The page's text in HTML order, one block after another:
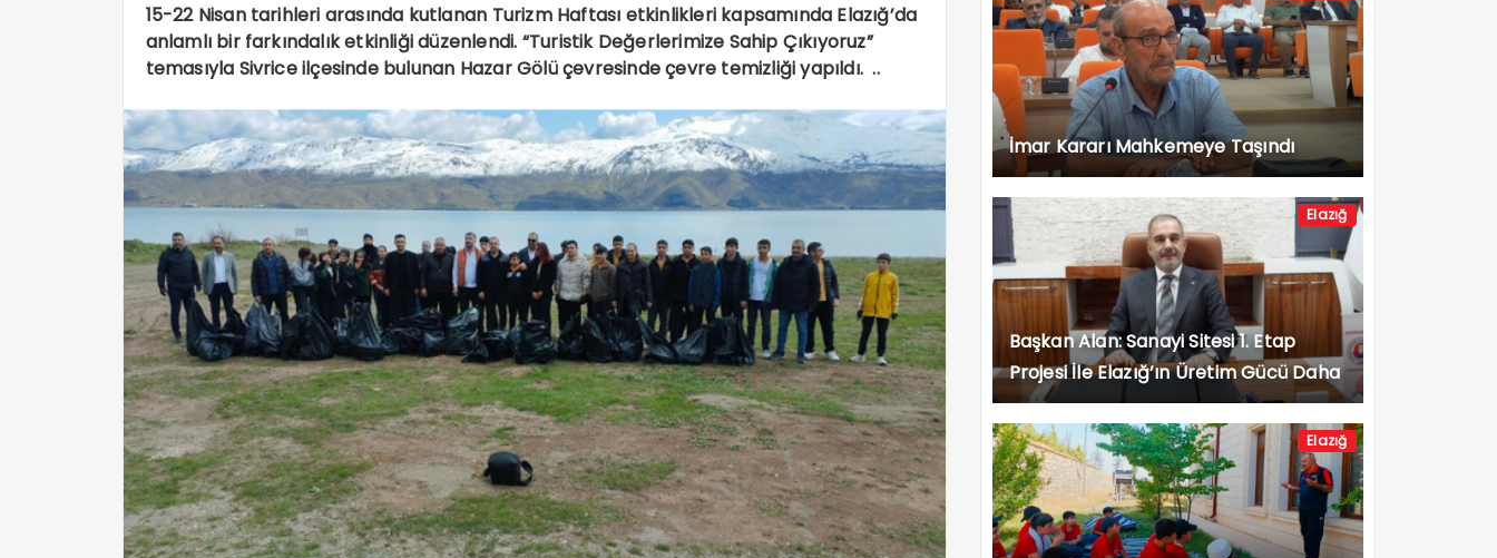
15-22 Nisan tarihleri arasında kutlanan Turizm Haftası etkinlikleri kapsamında Elazığ’da
anlamlı bir farkındalık etkinliği düzenlendi. “Turistik Değerlerimize Sahip Çıkıyoruz”
temasıyla Sivrice ilçesinde bulunan Hazar Gölü çevresinde çevre temizliği yapıldı. ..
İmar Kararı Mahkemeye Taşındı
Elazığ
Başkan Alan: Sanayi Sitesi 1. Etap
Projesi İle Elazığ’ın Üretim Gücü Daha
da Artacak”
Elazığ